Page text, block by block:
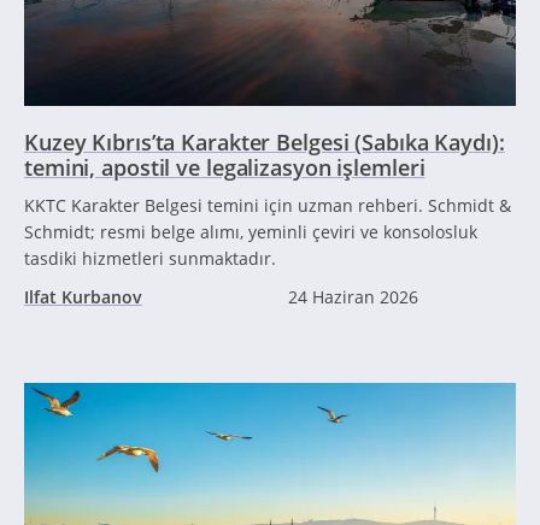
Kuzey Kıbrıs’ta Karakter Belgesi (Sabıka Kaydı):
temini, apostil ve legalizasyon işlemleri
KKTC Karakter Belgesi temini için uzman rehberi. Schmidt &
Schmidt; resmi belge alımı, yeminli çeviri ve konsolosluk
tasdiki hizmetleri sunmaktadır.
Ilfat Kurbanov
24 Haziran 2026